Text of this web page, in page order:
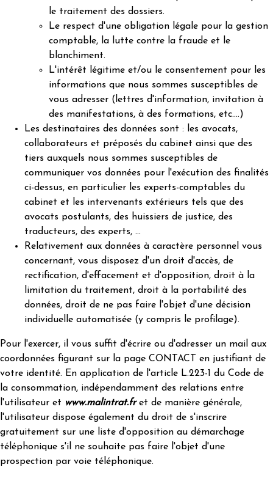
le traitement des dossiers.
Le respect d'une obligation légale pour la gestion
comptable, la lutte contre la fraude et le
blanchiment.
L'intérêt légitime et/ou le consentement pour les
informations que nous sommes susceptibles de
vous adresser (lettres d'information, invitation à
des manifestations, à des formations, etc.…)
Les destinataires des données sont : les avocats,
collaborateurs et préposés du cabinet ainsi que des
tiers auxquels nous sommes susceptibles de
communiquer vos données pour l'exécution des finalités
ci-dessus, en particulier les experts-comptables du
cabinet et les intervenants extérieurs tels que des
avocats postulants, des huissiers de justice, des
traducteurs, des experts, …
Relativement aux données à caractère personnel vous
concernant, vous disposez d'un droit d'accès, de
rectification, d'effacement et d'opposition, droit à la
limitation du traitement, droit à la portabilité des
données, droit de ne pas faire l'objet d'une décision
individuelle automatisée (y compris le profilage).
Pour l'exercer, il vous suffit d'écrire ou d'adresser un mail aux
coordonnées figurant sur la page CONTACT en justifiant de
votre identité. En application de l'article L.223-1 du Code de
la consommation, indépendamment des relations entre
l'utilisateur et www.malintrat.fret de manière générale,
l'utilisateur dispose également du droit de s'inscrire
gratuitement sur une liste d'opposition au démarchage
téléphonique s'il ne souhaite pas faire l'objet d'une
prospection par voie téléphonique.